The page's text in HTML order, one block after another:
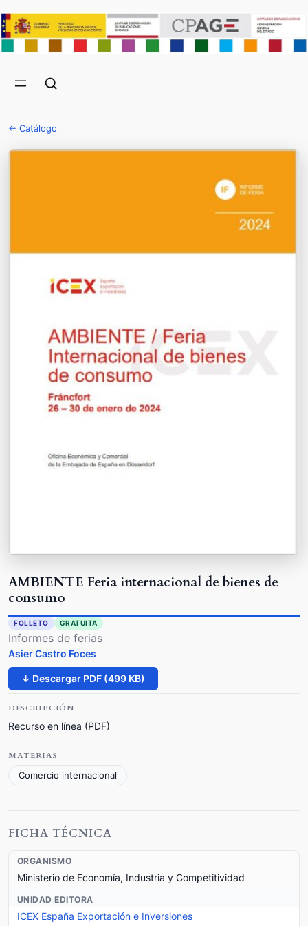
← Catálogo
AMBIENTE Feria internacional de bienes de
consumo
FOLLETO GRATUITA
Informes de ferias
Asier Castro Foces
↓ Descargar PDF (499 KB)
DESCRIPCIÓN
Recurso en línea (PDF)
MATERIAS
Comercio internacional
FICHA TÉCNICA
ORGANISMO
Ministerio de Economía, Industria y Competitividad
UNIDAD EDITORA
ICEX España Exportación e Inversiones